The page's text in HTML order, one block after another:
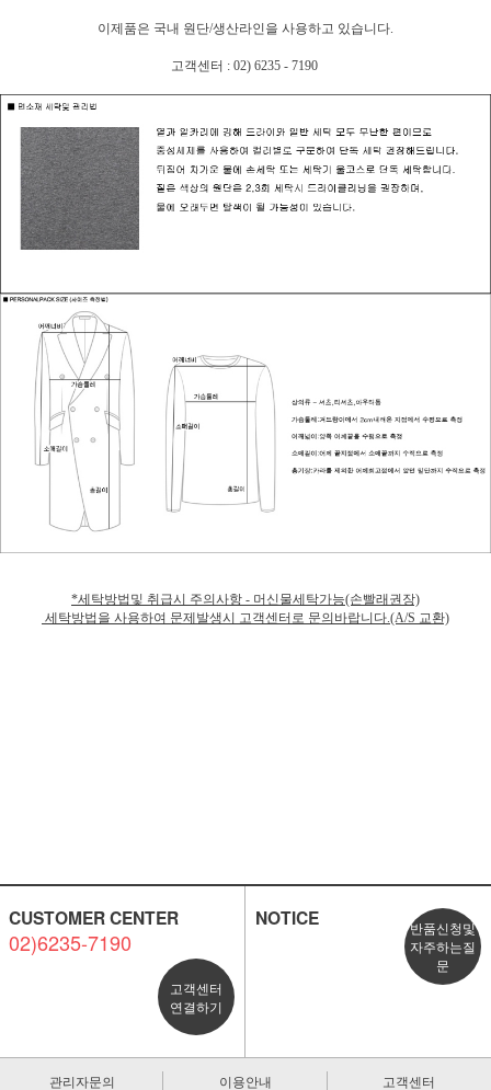
이제품은 국내 원단/생산라인을 사용하고 있습니다.
고객센터 : 02) 6235 - 7190
*세탁방법및 취급시 주의사항 - 머신물세탁가능(손빨래권장)
세탁방법을 사용하여 문제발생시 고객센터로 문의바랍니다.(A/S 교환)
CUSTOMER CENTER
02)6235-7190
고객센터
연결하기
NOTICE
반품신청및
자주하는질
문
관리자문의 이용안내 고객센터